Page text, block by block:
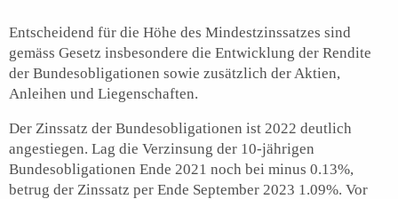
Entscheidend für die Höhe des Mindestzinssatzes sind
gemäss Gesetz insbesondere die Entwicklung der Rendite
der Bundesobligationen sowie zusätzlich der Aktien,
Anleihen und Liegenschaften.
Der Zinssatz der Bundesobligationen ist 2022 deutlich
angestiegen. Lag die Verzinsung der 10-jährigen
Bundesobligationen Ende 2021 noch bei minus 0.13%,
betrug der Zinssatz per Ende September 2023 1.09%. Vor